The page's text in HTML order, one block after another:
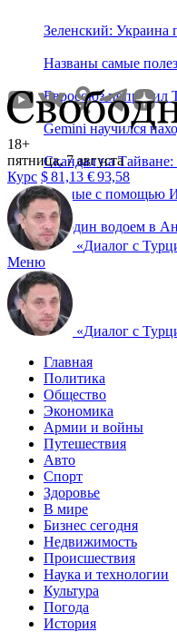
Зеленский: Украина
Названы самые
Евросоюз попросил
Gemini научился
Скандал на
Ученые с помощью
Ни один водоем в
18+
пятница, 7 августа
Курс $81,13 €93,58
«Диалог с
Меню
«Диалог с
Главная
Политика
Общество
Экономика
Армии и войны
Путешествия
Авто
Спорт
Здоровье
В мире
Бизнес сегодня
Недвижимость
Происшествия
Наука и технологии
Культура
Погода
История